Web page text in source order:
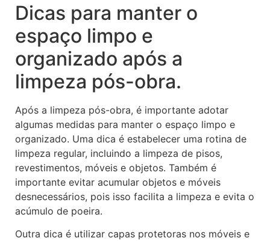
Dicas para manter o
espaço limpo e
organizado após a
limpeza pós-obra.
Após a limpeza pós-obra, é importante adotar
algumas medidas para manter o espaço limpo e
organizado. Uma dica é estabelecer uma rotina de
limpeza regular, incluindo a limpeza de pisos,
revestimentos, móveis e objetos. Também é
importante evitar acumular objetos e móveis
desnecessários, pois isso facilita a limpeza e evita o
acúmulo de poeira.
Outra dica é utilizar capas protetoras nos móveis e